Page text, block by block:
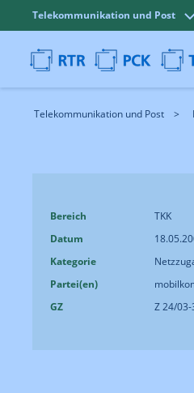
Telekommunikation und Post
Telekommunikation und Post
Bereich
TKK
Datum
Kategorie
Partei(en)
GZ
Z 24/03-